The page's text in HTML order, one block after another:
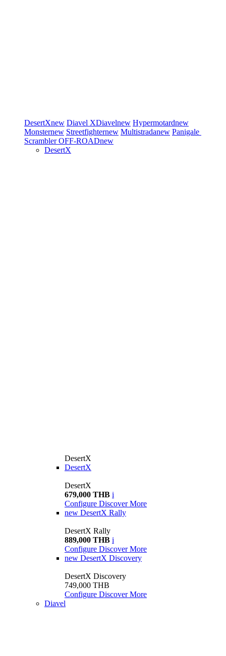
DesertXnew Diavel XDiavelnew Hypermotardnew
Monsternew Streetfighternew Multistradanew Panigale
ScramblerOFF-ROADnew
DesertX
DesertX
DesertX
DesertX
679,000 THB i
Configure Discover More
new DesertX Rally
DesertX Rally
889,000 THB i
Configure Discover More
new DesertX Discovery
DesertX Discovery
749,000 THB
Configure Discover More
Diavel